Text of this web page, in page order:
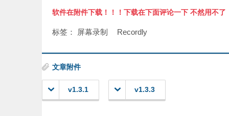
软件在附件下载！！！下载在下面评论一下 不然用不了
标签： 屏幕录制 Recordly
文章附件
v1.3.1 v1.3.3